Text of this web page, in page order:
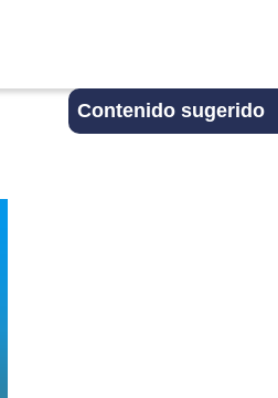
Contenido sugerido